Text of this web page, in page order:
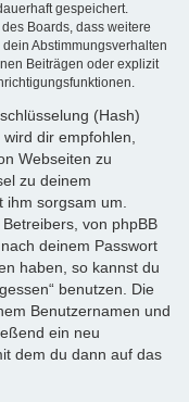
gespeichert.
Boards, dass weitere
Abstimmungsverhalten
Beiträgen oder explizit
(Hash)
dir empfohlen,
Webseiten zu
zu deinem
sorgsam um.
von phpBB
deinem Passwort
haben, so kannst du
benutzen. Die
Benutzernamen und
ein neu
dem du dann auf das